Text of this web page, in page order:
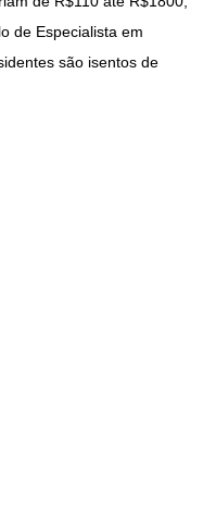
de Especialista em
são isentos de